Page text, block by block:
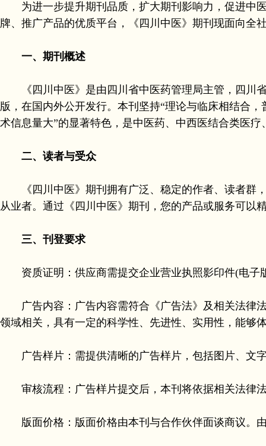
为进一步提升期刊品质，扩大期刊影响力，促进中医
牌、推广产品的优质平台，《四川中医》期刊现面向全
一、期刊概述
《四川中医》是由四川省中医药管理局主管，四川省
版，在国内外公开发行。本刊坚持“理论与临床相结合
术信息量大”的显著特色，是中医药、中西医结合类医
二、读者与受众
《四川中医》期刊拥有广泛、稳定的作者、读者群，
从业者。通过《四川中医》期刊，您的产品或服务可以
三、刊登要求
资质证明：供应商需提交企业营业执照影印件(电子
广告内容：广告内容需符合《广告法》及相关法律法
领域相关，具有一定的科学性、先进性、实用性，能够
广告样片：需提供清晰的广告样片，包括图片、文字
审核流程：广告样片提交后，本刊将依据相关法律法
版面价格：版面价格由本刊与合作伙伴面谈商议。